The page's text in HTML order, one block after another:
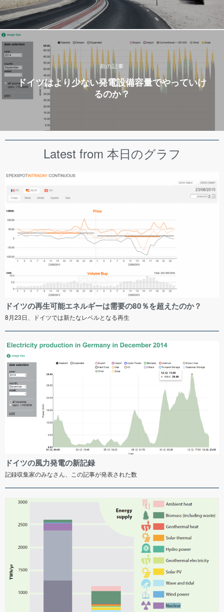
前の記事
ドイツはより少ない発電設備容量でやっていけ
るのか？
Latest from 本日のグラフ
ドイツの再生可能エネルギーは需要の80％を超えたのか？
8月23日、ドイツでは新たなレベルとなる再生
ドイツの風力発電の新記録
記録収集家のみなさん、この記事が発表された数